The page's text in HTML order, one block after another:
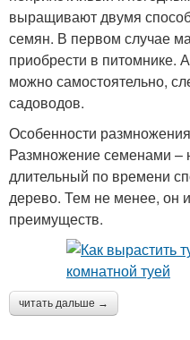
выращивают двумя
семян. В первом случае
приобрести в питомнике.
можно самостоятельно,
садоводов.
Особенности
Размножение семенами –
длительный по времени
дерево. Тем не менее, он
преимуществ.
читать дальше →